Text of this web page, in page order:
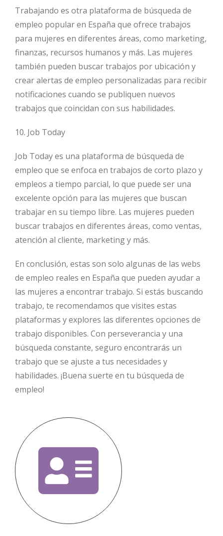
Trabajando es otra plataforma de búsqueda de
empleo popular en España que ofrece trabajos
para mujeres en diferentes áreas, como marketing,
finanzas, recursos humanos y más. Las mujeres
también pueden buscar trabajos por ubicación y
crear alertas de empleo personalizadas para recibir
notificaciones cuando se publiquen nuevos
trabajos que coincidan con sus habilidades.
10. Job Today
Job Today es una plataforma de búsqueda de
empleo que se enfoca en trabajos de corto plazo y
empleos a tiempo parcial, lo que puede ser una
excelente opción para las mujeres que buscan
trabajar en su tiempo libre. Las mujeres pueden
buscar trabajos en diferentes áreas, como ventas,
atención al cliente, marketing y más.
En conclusión, estas son solo algunas de las webs
de empleo reales en España que pueden ayudar a
las mujeres a encontrar trabajo. Si estás buscando
trabajo, te recomendamos que visites estas
plataformas y explores las diferentes opciones de
trabajo disponibles. Con perseverancia y una
búsqueda constante, seguro encontrarás un
trabajo que se ajuste a tus necesidades y
habilidades. ¡Buena suerte en tu búsqueda de
empleo!